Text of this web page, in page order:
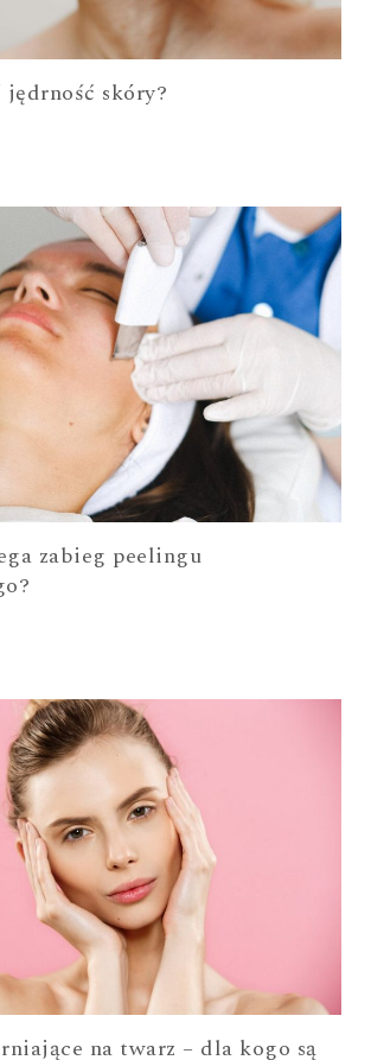
skóry?
zabieg peelingu
na twarz – dla kogo są